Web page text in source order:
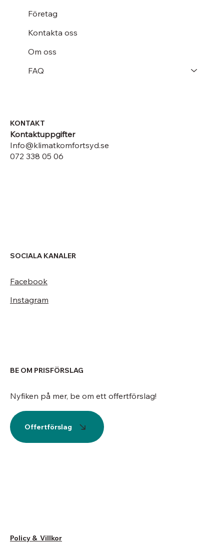
Företag
Kontakta oss
Om oss
FAQ
KONTAKT
Kontaktuppgifter
Info@klimatkomfortsyd.se
072 338 05 06
SOCIALA KANALER
Facebook
Instagram
BE OM PRISFÖRSLAG
Nyfiken på mer, be om ett offertförslag!
Offertförslag
Policy & Villkor